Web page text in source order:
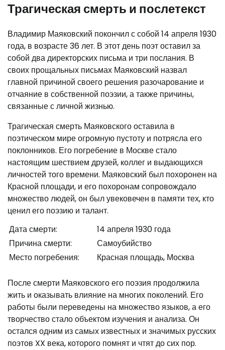
Трагическая смерть и послетекст
Владимир Маяковский покончил с собой 14 апреля 1930
года, в возрасте 36 лет. В этот день поэт оставил за
собой два директорских письма и три послания. В
своих прощальных письмах Маяковский назвал
главной причиной своего решения разочарование и
отчаяние в собственной поэзии, а также причины,
связанные с личной жизнью.
Трагическая смерть Маяковского оставила в
поэтическом мире огромную пустоту и потрясла его
поклонников. Его погребение в Москве стало
настоящим шествием друзей, коллег и выдающихся
личностей того времени. Маяковский был похоронен на
Красной площади, и его похоронам сопровождало
множество людей, он был увековечен в памяти тех, кто
ценил его поэзию и талант.
Дата смерти:
14 апреля 1930 года
Причина смерти:
Самоубийство
Место погребения:
Красная площадь, Москва
После смерти Маяковского его поэзия продолжила
жить и оказывать влияние на многих поколений. Его
работы были переведены на множество языков, а его
творчество стало объектом изучения и анализа. Он
остался одним из самых известных и значимых русских
поэтов XX века, которого помнят и чтят до сих пор.